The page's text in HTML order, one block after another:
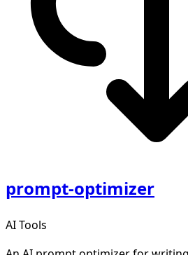
prompt-optimizer
AI Tools